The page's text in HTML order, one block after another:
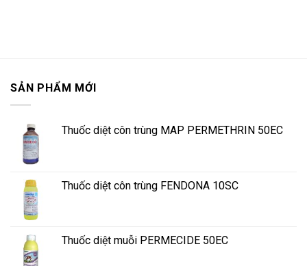
SẢN PHẨM MỚI
Thuốc diệt côn trùng MAP PERMETHRIN 50EC
Thuốc diệt côn trùng FENDONA 10SC
Thuốc diệt muỗi PERMECIDE 50EC